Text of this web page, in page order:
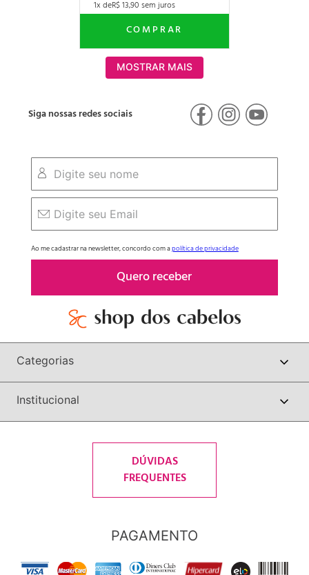
1 R$13,90
MOSTRAR MAIS
Siga nossas redes sociais
Ao me cadastrar na newsletter, concordo com apolítica de privacidade
Quero receber
Categorias
Institucional
DÚVIDAS
FREQUENTES
PAGAMENTO